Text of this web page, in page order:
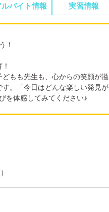
ルバイト情報 実習情報
！
もも先生も、心からの笑顔が溢
。「今日はどんな楽しい発見が
を体感してみてください♪